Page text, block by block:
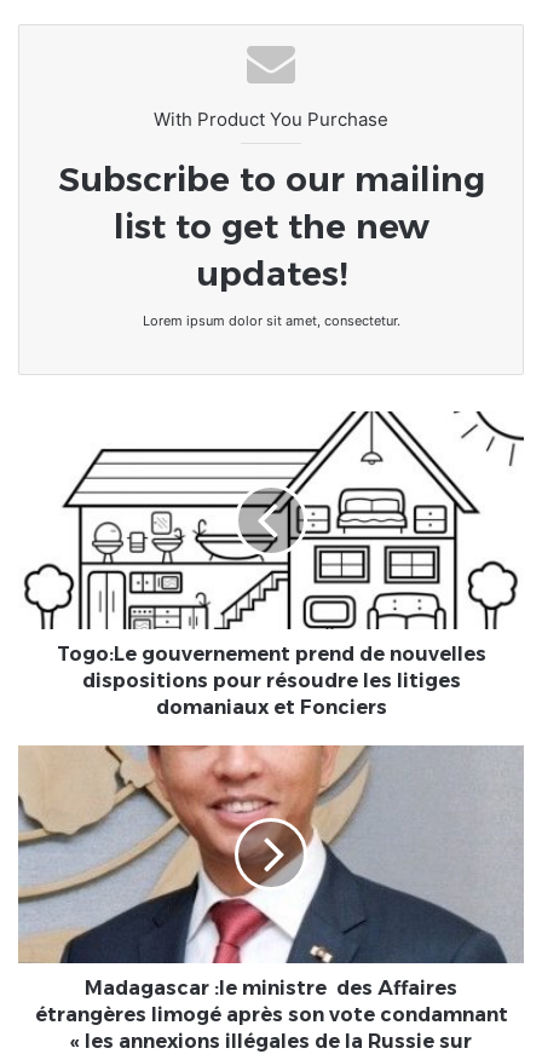
With Product You Purchase
Subscribe to our mailing
list to get the new
updates!
Lorem ipsum dolor sit amet, consectetur.
gouvernement
dispositions
pour
résoudre
domaniaux
Togo:Le gouvernement prend de nouvelles
dispositions pour résoudre les litiges
domaniaux et Fonciers
ministre
des
Affaires
étrangères
limogé
après
son
condamnant
Madagascar :le ministre des Affaires
étrangères limogé après son vote condamnant
« les annexions illégales de la Russie sur